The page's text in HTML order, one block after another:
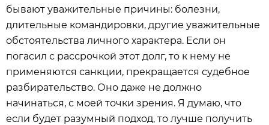
бывают уважительные причины: болезни,
длительные командировки, другие уважительные
обстоятельства личного характера. Если он
погасил с рассрочкой этот долг, то к нему не
применяются санкции, прекращается судебное
разбирательство. Оно даже не должно
начинаться, с моей точки зрения. Я думаю, что
если будет разумный подход, то лучше получить